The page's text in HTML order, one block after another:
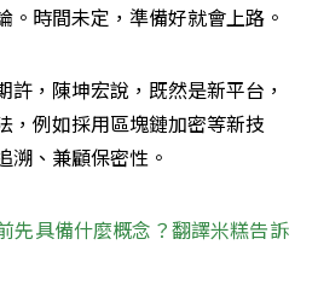
。時間未定，準備好就會上路。
許，陳坤宏說，既然是新平台，
，例如採用區塊鏈加密等新技
溯、兼顧保密性。
先具備什麼概念？翻譯米糕告訴